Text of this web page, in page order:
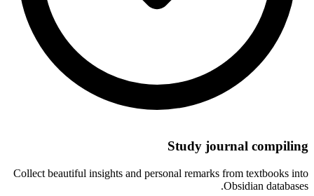
Study journal compiling
Collect beautiful insights and personal remarks from textbooks into
Obsidian databases.